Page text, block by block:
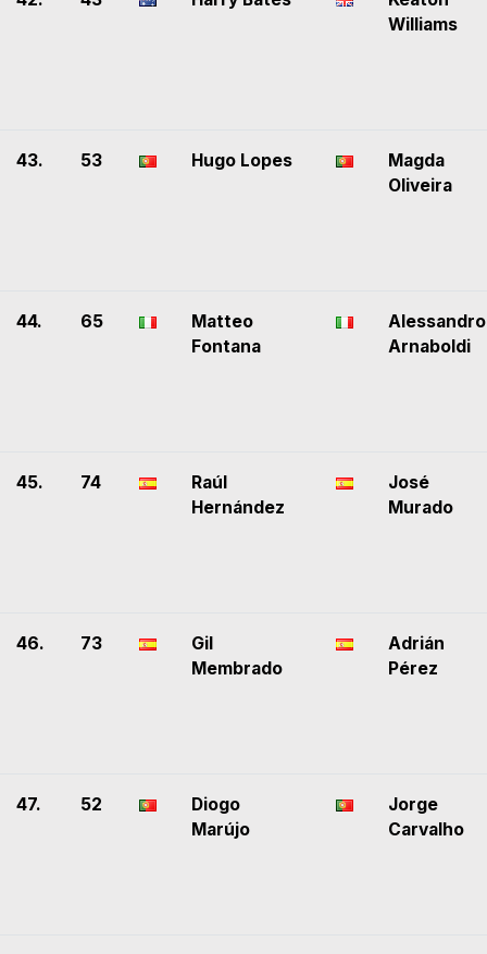
Williams
43. 53 Hugo Lopes
Magda
Oliveira
44. 65
Matteo
Fontana
Alessandro
Arnaboldi
45. 74
Raúl
Hernández
José
Murado
46. 73
Gil
Membrado
Adrián
Pérez
47. 52
Diogo
Marújo
Jorge
Carvalho